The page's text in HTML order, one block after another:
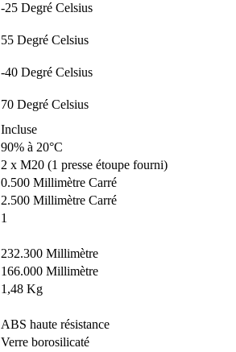
-25 Degré Celsius
55 Degré Celsius
-40 Degré Celsius
70 Degré Celsius
Incluse
90% à 20°C
2 x M20 (1 presse étoupe fourni)
0.500 Millimètre Carré
2.500 Millimètre Carré
1
232.300 Millimètre
166.000 Millimètre
1,48 Kg
ABS haute résistance
Verre borosilicaté